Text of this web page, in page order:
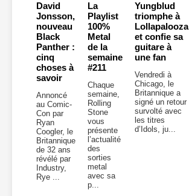
David
Jonsson,
nouveau
Black
Panther :
cinq
choses à
savoir
Annoncé
au Comic-
Con par
Ryan
Coogler, le
Britannique
de 32 ans
révélé par
Industry,
Rye ...
La
Playlist
100%
Metal
de la
semaine
#211
Chaque
semaine,
Rolling
Stone
vous
présente
l’actualité
des
sorties
metal
avec sa
p...
Yungblud
triomphe à
Lollapalooza
et confie sa
guitare à
une fan
Vendredi à
Chicago, le
Britannique a
signé un retour
survolté avec
les titres
d’Idols, ju...